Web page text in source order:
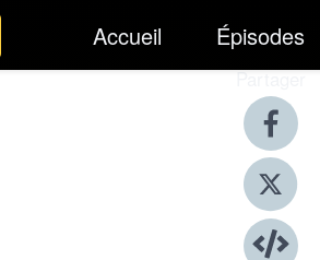
Accueil Épisodes
Partager